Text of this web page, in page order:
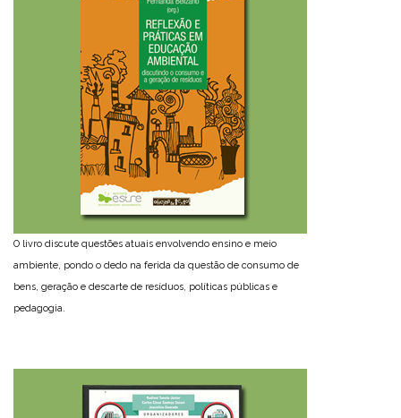
O livro discute questões atuais envolvendo ensino e meio
ambiente, pondo o dedo na ferida da questão de consumo de
bens, geração e descarte de resíduos, políticas públicas e
pedagogia.